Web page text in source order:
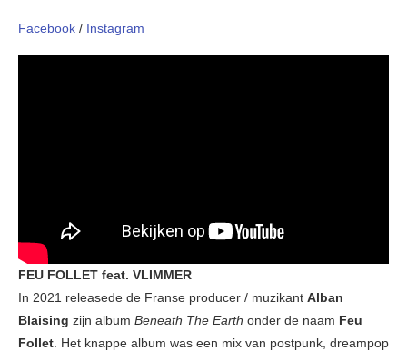
Facebook / Instagram
FEU FOLLET feat. VLIMMER
In 2021 releasede de Franse producer / muzikant Alban
Blaising zijn album Beneath The Earth onder de naam Feu
Follet . Het knappe album was een mix van postpunk, dreampop